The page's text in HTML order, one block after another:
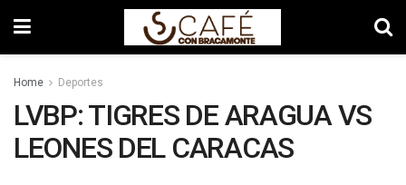
Home Deportes
LVBP: TIGRES DE ARAGUA VS
LEONES DEL CARACAS